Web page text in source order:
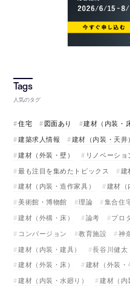
人気のタグ
住宅 図面あり 建材（内装・床
建築求人情報
建材（内装・天井）
建材（外装・壁）
リノベーショ
最も注目を集めたトピックス
建
建材（内装・造作家具）
建材（
美術館・博物館
理論 集合住
建材（外構・床）
論考 プロ
コンバージョン
教育施設 神
建材（内装・建具）
長谷川健太
建材（外装・床）
建材（外装・
建材（内装・水廻り）
建材（内